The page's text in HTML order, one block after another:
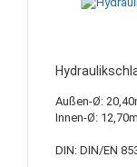
Außen-Ø:
Innen-Ø:
DIN: DIN/EN